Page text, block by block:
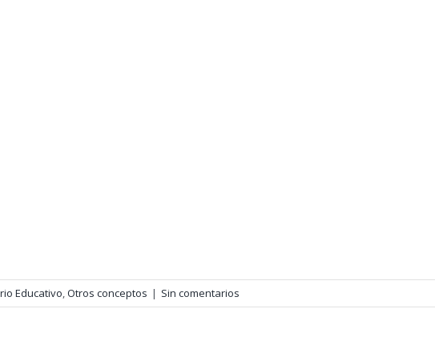
Educativo,Otros conceptos | Sin comentarios